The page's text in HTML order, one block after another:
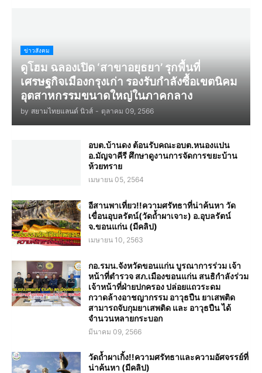
ข่าวสังคม
ดูโฮม ฉลองเปิด ‘สาขาอยุธยา’ รุกพื้นที่
เศรษฐกิจเมืองกรุงเก่า รองรับกำลังซื้อเขตนิคม
อุตสาหกรรมขนาดใหญ่ในภาคกลาง
by สยามไทยแลนด์ นิวส์ - ตุลาคม 09, 2566
อบต.บ้านดง ต้อนรับคณะอบต.หนองแปน
อ.มัญจาคีรี ศึกษาดูงานการจัดการขยะบ้าน
ห้วยทราย
เมษายน 05, 2564
อีสานพาเที่ยว!!ความศรัทธาที่น่าค้นหา วัด
เขื่อนอุบลรัตน์(วัดถ้ำผาเจาะ) อ.อุบลรัตน์
จ.ขอนแก่น (มีคลิป)
เมษายน 10, 2563
กอ.รมน.จังหวัดขอนแก่น บูรณาการร่วม เจ้า
หน้าที่ตำรวจ สภ.เมืองขอนแก่น สนธิกำลังร่วม
เจ้าหน้าที่ฝ่ายปกครอง ปล่อยแถวระดม
กวาดล้างอาชญากรรม อาวุธปืน ยาเสพติด
สามารถจับกุมยาเสพติด และ อาวุธปืน ได้
จำนวนหลายกระบอก
มีนาคม 09, 2566
วัดถ้ำผาเกิ้ง!!ความศรัทธาและความอัศจรรย์ที่
น่าค้นหา (มีคลิป)